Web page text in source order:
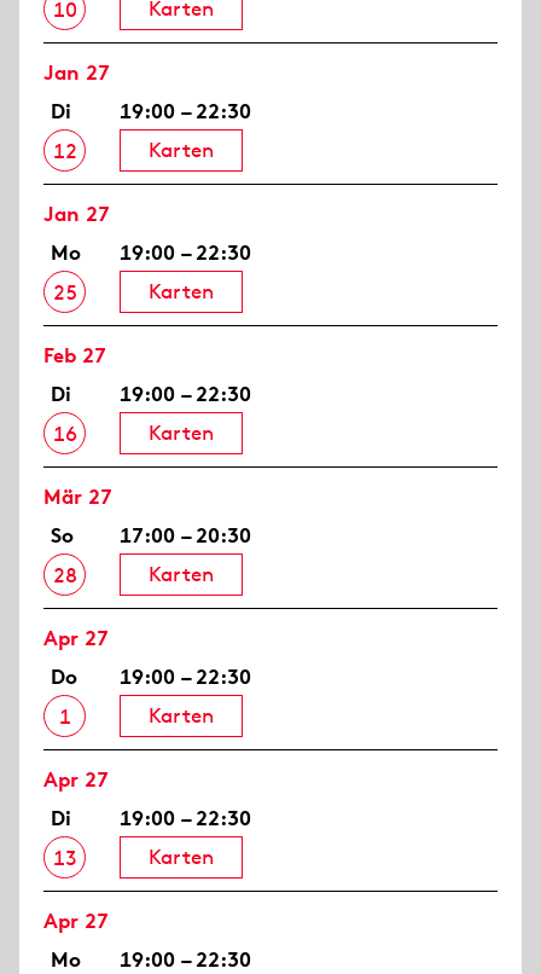
10 Karten
Jan 27
Di
12
19:00 – 22:30
Karten
Jan 27
Mo
25
19:00 – 22:30
Karten
Feb 27
Di
16
19:00 – 22:30
Karten
Mär 27
So
28
17:00 – 20:30
Karten
Apr 27
Do
1
19:00 – 22:30
Karten
Apr 27
Di
13
19:00 – 22:30
Karten
Apr 27
Mo
19:00 – 22:30